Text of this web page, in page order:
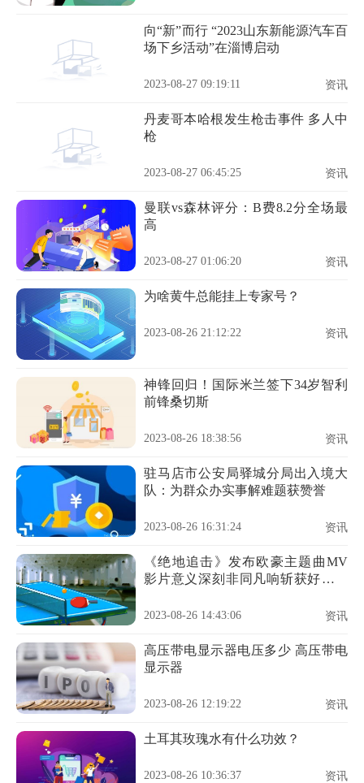
向“新”而行 “2023山东新能源汽车百
场下乡活动”在淄博启动
2023-08-27 09:19:11 资讯
丹麦哥本哈根发生枪击事件 多人中
枪
2023-08-27 06:45:25 资讯
曼联vs森林评分：B费8.2分全场最
高
2023-08-27 01:06:20 资讯
为啥黄牛总能挂上专家号？
2023-08-26 21:12:22 资讯
神锋回归！国际米兰签下34岁智利
前锋桑切斯
2023-08-26 18:38:56 资讯
驻马店市公安局驿城分局出入境大
队：为群众办实事解难题获赞誉
2023-08-26 16:31:24 资讯
《绝地追击》发布欧豪主题曲MV
影片意义深刻非同凡响斩获好评无
2023-08-26 14:43:06 资讯
高压带电显示器电压多少 高压带电
显示器
2023-08-26 12:19:22 资讯
土耳其玫瑰水有什么功效？
2023-08-26 10:36:37 资讯